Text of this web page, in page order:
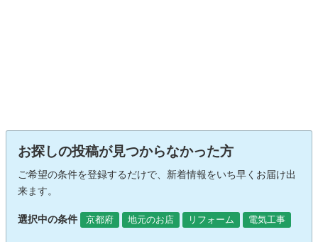
お探しの投稿が見つからなかった方
ご希望の条件を登録するだけで、新着情報をいち早くお届け出
来ます。
選択中の条件 京都府 地元のお店 リフォーム 電気工事